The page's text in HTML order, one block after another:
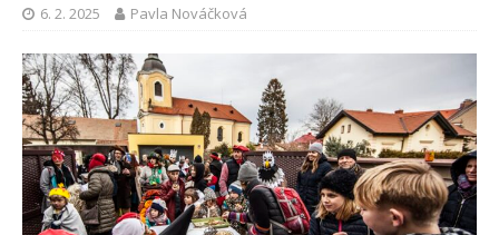
6. 2. 2025 Pavla Nováčková